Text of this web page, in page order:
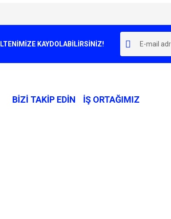
KAYDOLABİLİRSİNİZ!
BİZİ TAKİP EDİN İŞ ORTAĞIMIZ